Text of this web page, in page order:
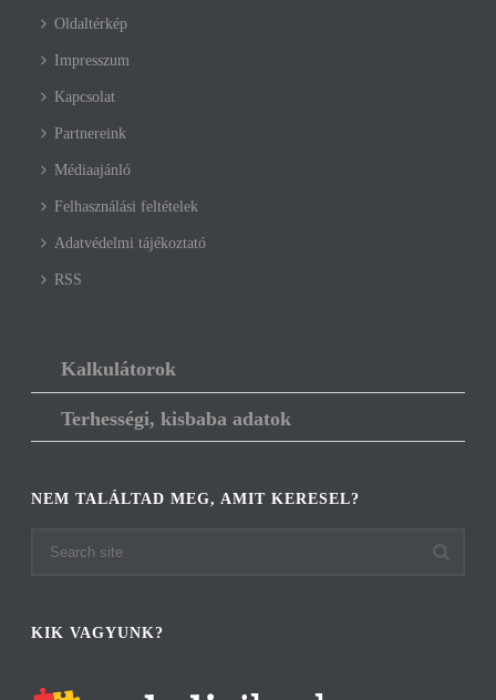
Oldaltérkép
Impresszum
Kapcsolat
Partnereink
Médiaajánló
Felhasználási feltételek
Adatvédelmi tájékoztató
RSS
Kalkulátorok
Terhességi, kisbaba adatok
NEM TALÁLTAD MEG, AMIT KERESEL?
KIK VAGYUNK?